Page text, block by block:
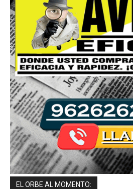
EL ORBE AL MOMENTO: